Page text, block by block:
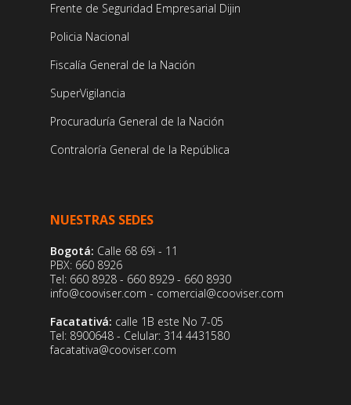
Frente de Seguridad Empresarial Dijin
Policia Nacional
Fiscalía General de la Nación
SuperVigilancia
Procuraduría General de la Nación
Contraloría General de la República
NUESTRAS SEDES
Bogotá: Calle 68 69i - 11
PBX: 660 8926
Tel: 660 8928 - 660 8929 - 660 8930
info@cooviser.com - comercial@cooviser.com
Facatativá: calle 1B este No 7-05
Tel: 8900648 - Celular: 314 4431580
facatativa@cooviser.com